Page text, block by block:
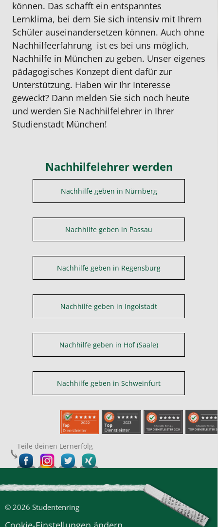
können. Das schafft ein entspanntes
Lernklima, bei dem Sie sich intensiv mit Ihrem
Schüler auseinandersetzen können. Auch ohne
Nachhilfeerfahrung ist es bei uns möglich,
Nachhilfe in München zu geben. Unser eigenes
pädagogisches Konzept dient dafür zur
Unterstützung. Haben wir Ihr Interesse
geweckt? Dann melden Sie sich noch heute
und werden Sie Nachhilfelehrer in Ihrer
Studienstadt München!
Nachhilfelehrer werden
Nachhilfe geben in Nürnberg
Nachhilfe geben in Passau
Nachhilfe geben in Regensburg
Nachhilfe geben in Ingolstadt
Nachhilfe geben in Hof (Saale)
Nachhilfe geben in Schweinfurt
Teile deinen Lernerfolg
© 2026 Studentenring